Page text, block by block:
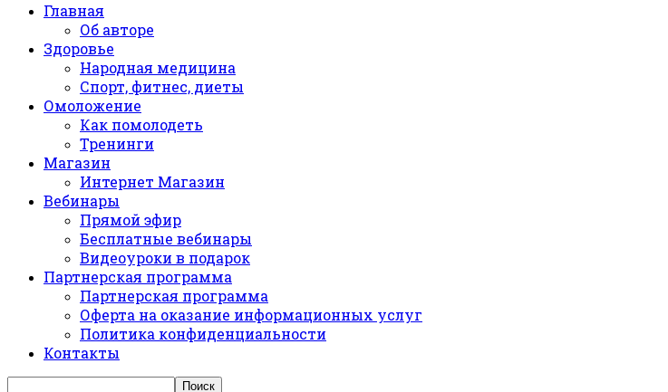
Главная
Об авторе
Здоровье
Народная медицина
Спорт, фитнес, диеты
Омоложение
Как помолодеть
Тренинги
Магазин
Интернет Магазин
Вебинары
Прямой эфир
Бесплатные вебинары
Видеоуроки в подарок
Партнерская программа
Партнерская программа
Оферта на оказание информационных услуг
Политика конфиденциальности
Контакты